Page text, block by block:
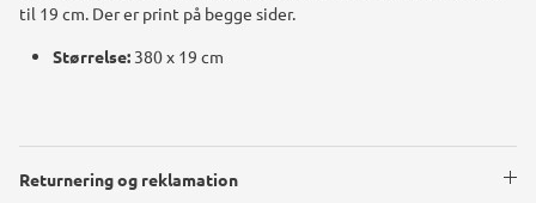
til 19 cm. Der er print på begge sider.
Størrelse: 380 x 19 cm
Returnering og reklamation